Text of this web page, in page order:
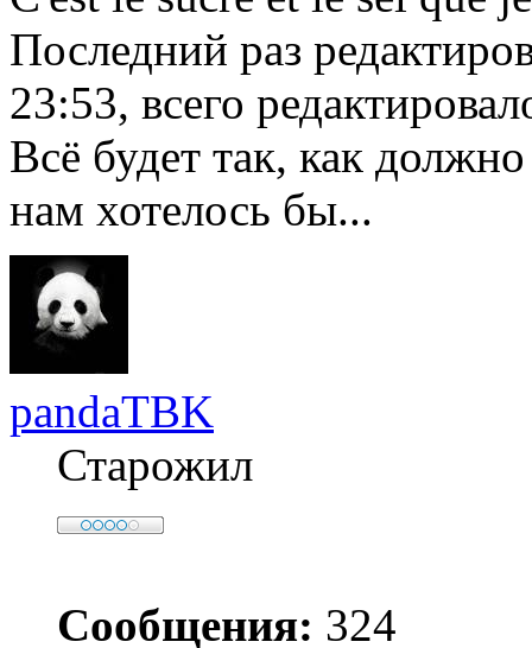
Последний раз
23:53, всего
Всё будет так, как
нам хотелось бы...
pandaTBK
Старожил
Сообщения: 324